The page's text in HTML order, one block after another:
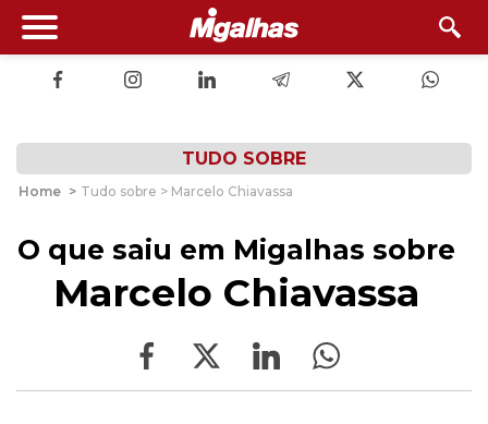
TUDO SOBRE
Home > Tudo sobre > Marcelo Chiavassa
O que saiu em Migalhas sobre
Marcelo Chiavassa